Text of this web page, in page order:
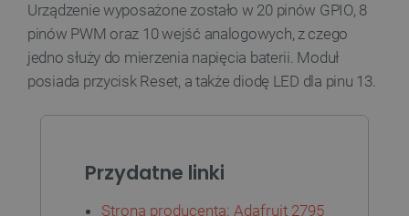
Urządzenie wyposażone zostało w 20 pinów GPIO, 8
pinów PWM oraz 10 wejść analogowych, z czego
jedno służy do mierzenia napięcia baterii. Moduł
posiada przycisk Reset, a także diodę LED dla pinu 13.
Przydatne linki
Strona producenta: Adafruit 2795